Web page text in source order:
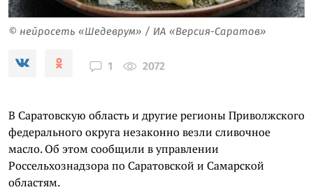
© нейросеть «Шедеврум» / ИА «Версия-Саратов»
1 2072
В Саратовскую область и другие регионы Приволжского
федерального округа незаконно везли сливочное
масло. Об этом сообщили в управлении
Россельхознадзора по Саратовской и Самарской
областям.